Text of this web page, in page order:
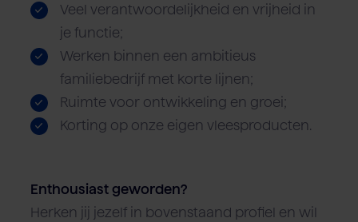
Veel verantwoordelijkheid en vrijheid in
je functie;
Werken binnen een ambitieus
familiebedrijf met korte lijnen;
Ruimte voor ontwikkeling en groei;
Korting op onze eigen vleesproducten.
Enthousiast geworden?
Herken jij jezelf in bovenstaand profiel en wil